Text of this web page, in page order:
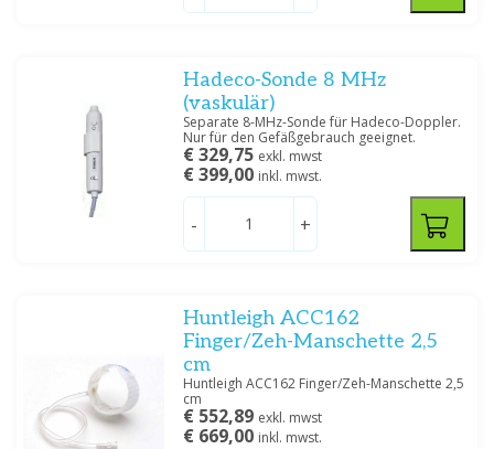
Hadeco-Sonde 8 MHz
(vaskulär)
Separate 8-MHz-Sonde für Hadeco-Doppler.
Nur für den Gefäßgebrauch geeignet.
€ 329,75 exkl. mwst
€ 399,00 inkl. mwst.
- +
Huntleigh ACC162
Finger/Zeh-Manschette 2,5
cm
Huntleigh ACC162 Finger/Zeh-Manschette 2,5
cm
€ 552,89 exkl. mwst
€ 669,00 inkl. mwst.